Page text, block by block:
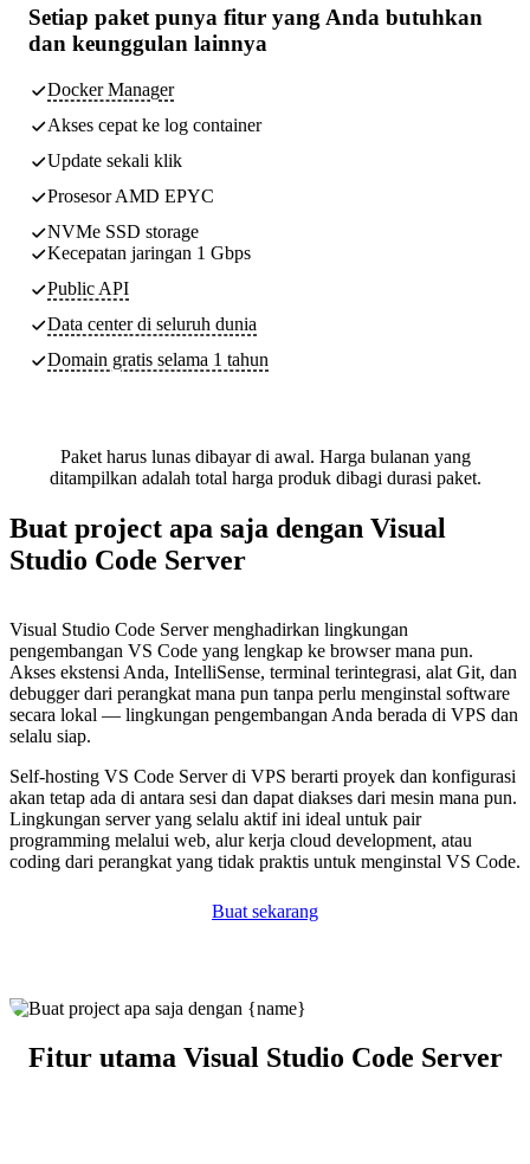
Setiap paket punya fitur yang Anda butuhkan
dan keunggulan lainnya
Docker Manager
Akses cepat ke log container
Update sekali klik
Prosesor AMD EPYC
NVMe SSD storage
Kecepatan jaringan 1 Gbps
Public API
Data center di seluruh dunia
Domain gratis selama 1 tahun
Paket harus lunas dibayar di awal. Harga bulanan yang
ditampilkan adalah total harga produk dibagi durasi paket.
Buat project apa saja dengan Visual
Studio Code Server
Visual Studio Code Server menghadirkan lingkungan
pengembangan VS Code yang lengkap ke browser mana pun.
Akses ekstensi Anda, IntelliSense, terminal terintegrasi, alat Git, dan
debugger dari perangkat mana pun tanpa perlu menginstal software
secara lokal — lingkungan pengembangan Anda berada di VPS dan
selalu siap.
Self-hosting VS Code Server di VPS berarti proyek dan konfigurasi
akan tetap ada di antara sesi dan dapat diakses dari mesin mana pun.
Lingkungan server yang selalu aktif ini ideal untuk pair
programming melalui web, alur kerja cloud development, atau
coding dari perangkat yang tidak praktis untuk menginstal VS Code.
Buat sekarang
Fitur utama Visual Studio Code Server